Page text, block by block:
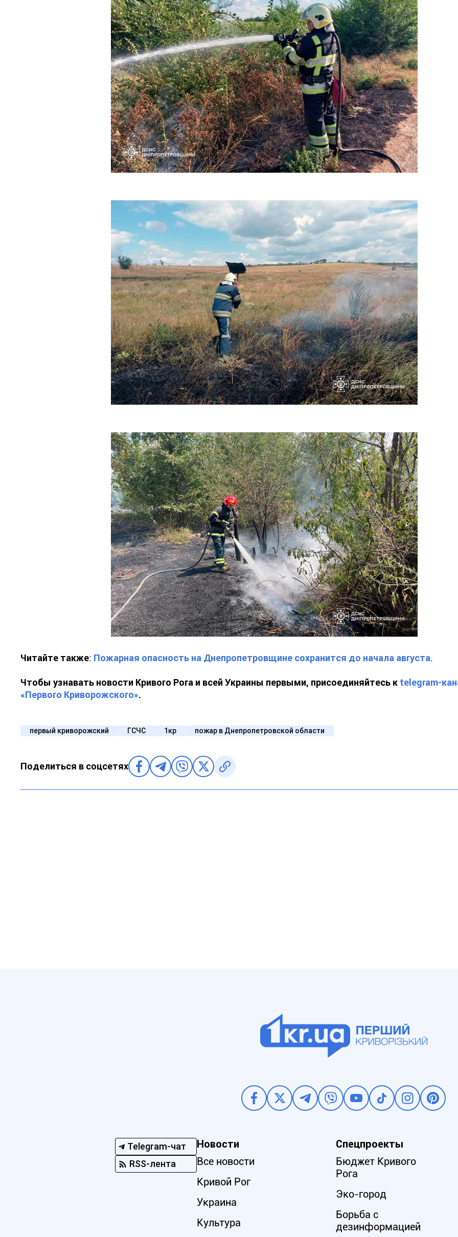
Читайте также: Пожарная опасность на Днепропетровщине сохранится до начала августа.
Чтобы узнавать новости Кривого Рога и всей Украины первыми, присоединяйтесь к telegram-
«Первого Криворожского».
первый криворожский ГСЧС 1кр пожар в Днепропетровской области
Поделиться в соцсетях
Telegram-чат
RSS-лента
Новости
Все новости
Кривой Рог
Украина
Культура
Спецпроекты
Бюджет Кривого
Рога
Эко-город
Борьба с
дезинформацией